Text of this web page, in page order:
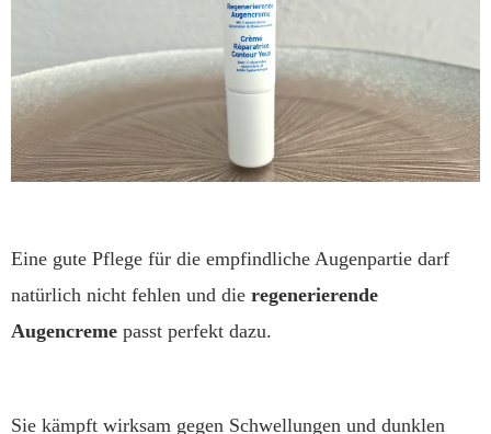
Eine gute Pflege für die empfindliche Augenpartie darf
natürlich nicht fehlen und die regenerierende
Augencreme passt perfekt dazu.
Sie kämpft wirksam gegen Schwellungen und dunklen